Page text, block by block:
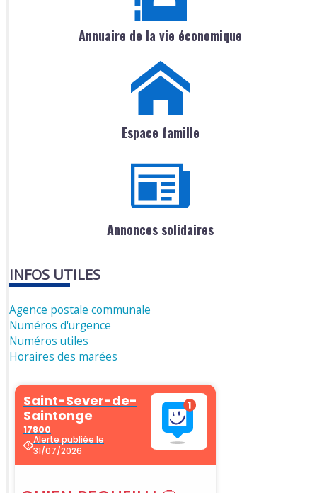
Annuaire de la vie économique
Espace famille
Annonces solidaires
INFOS UTILES
Agence postale communale
Numéros d'urgence
Numéros utiles
Horaires des marées